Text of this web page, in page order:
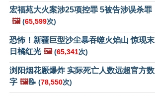
宏福苑大火案涉25项控罪 5被告涉误杀罪
🖼️ (65,599次)
恐怖！新疆巨型沙尘暴吞噬火焰山 惊现末
日橘红光 🖼️ (65,341次)
浏阳烟花厰爆炸 实际死亡人数远超官方数
字 🖼️📝 (78,550次)